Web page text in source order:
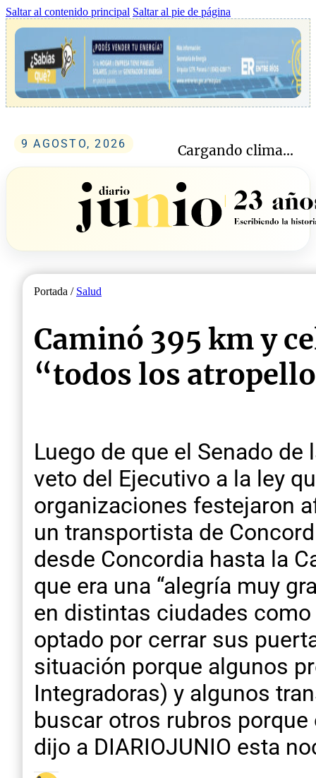
Saltar al contenido principal Saltar al pie de página
9 AGOSTO, 2026 Cargando clima...
Portada / Salud
Caminó 395 km y
“todos los
Luego de que el Senado
veto del Ejecutivo a la ley
organizaciones festejaron
un transportista de
desde Concordia hasta la
que era una “alegría muy
en distintas ciudades como
optado por cerrar sus
situación porque algunos
Integradoras) y algunos
buscar otros rubros porque
dijo a DIARIOJUNIO esta